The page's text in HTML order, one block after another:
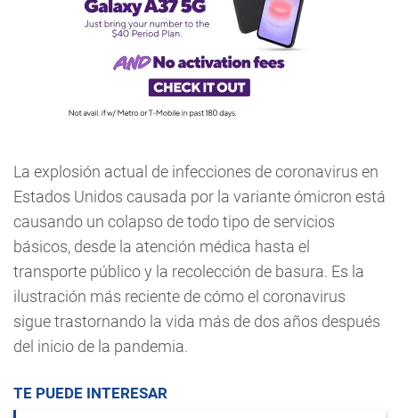
La explosión actual de infecciones de coronavirus en
Estados Unidos causada por la variante ómicron está
causando un colapso de todo tipo de servicios
básicos, desde la atención médica hasta el
transporte público y la recolección de basura. Es la
ilustración más reciente de cómo el coronavirus
sigue trastornando la vida más de dos años después
del inicio de la pandemia.
TE PUEDE INTERESAR